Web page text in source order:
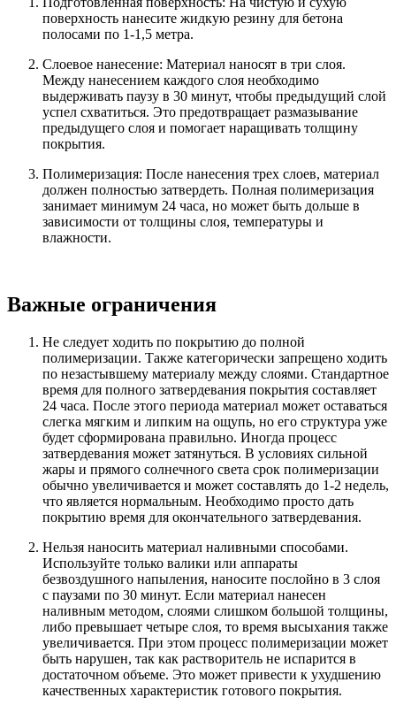
поверхность нанесите жидкую резину для бетона
полосами по 1-1,5 метра.
Слоевое нанесение: Материал наносят в три слоя.
Между нанесением каждого слоя необходимо
выдерживать паузу в 30 минут, чтобы предыдущий слой
успел схватиться. Это предотвращает размазывание
предыдущего слоя и помогает наращивать толщину
покрытия.
Полимеризация: После нанесения трех слоев, материал
должен полностью затвердеть. Полная полимеризация
занимает минимум 24 часа, но может быть дольше в
зависимости от толщины слоя, температуры и
влажности.
Важные ограничения
Не следует ходить по покрытию до полной
полимеризации. Также категорически запрещено ходить
по незастывшему материалу между слоями. Стандартное
время для полного затвердевания покрытия составляет
24 часа. После этого периода материал может оставаться
слегка мягким и липким на ощупь, но его структура уже
будет сформирована правильно. Иногда процесс
затвердевания может затянуться. В условиях сильной
жары и прямого солнечного света срок полимеризации
обычно увеличивается и может составлять до 1-2 недель,
что является нормальным. Необходимо просто дать
покрытию время для окончательного затвердевания.
Нельзя наносить материал наливными способами.
Используйте только валики или аппараты
безвоздушного напыления, наносите послойно в 3 слоя
с паузами по 30 минут. Если материал нанесен
наливным методом, слоями слишком большой толщины,
либо превышает четыре слоя, то время высыхания также
увеличивается. При этом процесс полимеризации может
быть нарушен, так как растворитель не испарится в
достаточном объеме. Это может привести к ухудшению
качественных характеристик готового покрытия.